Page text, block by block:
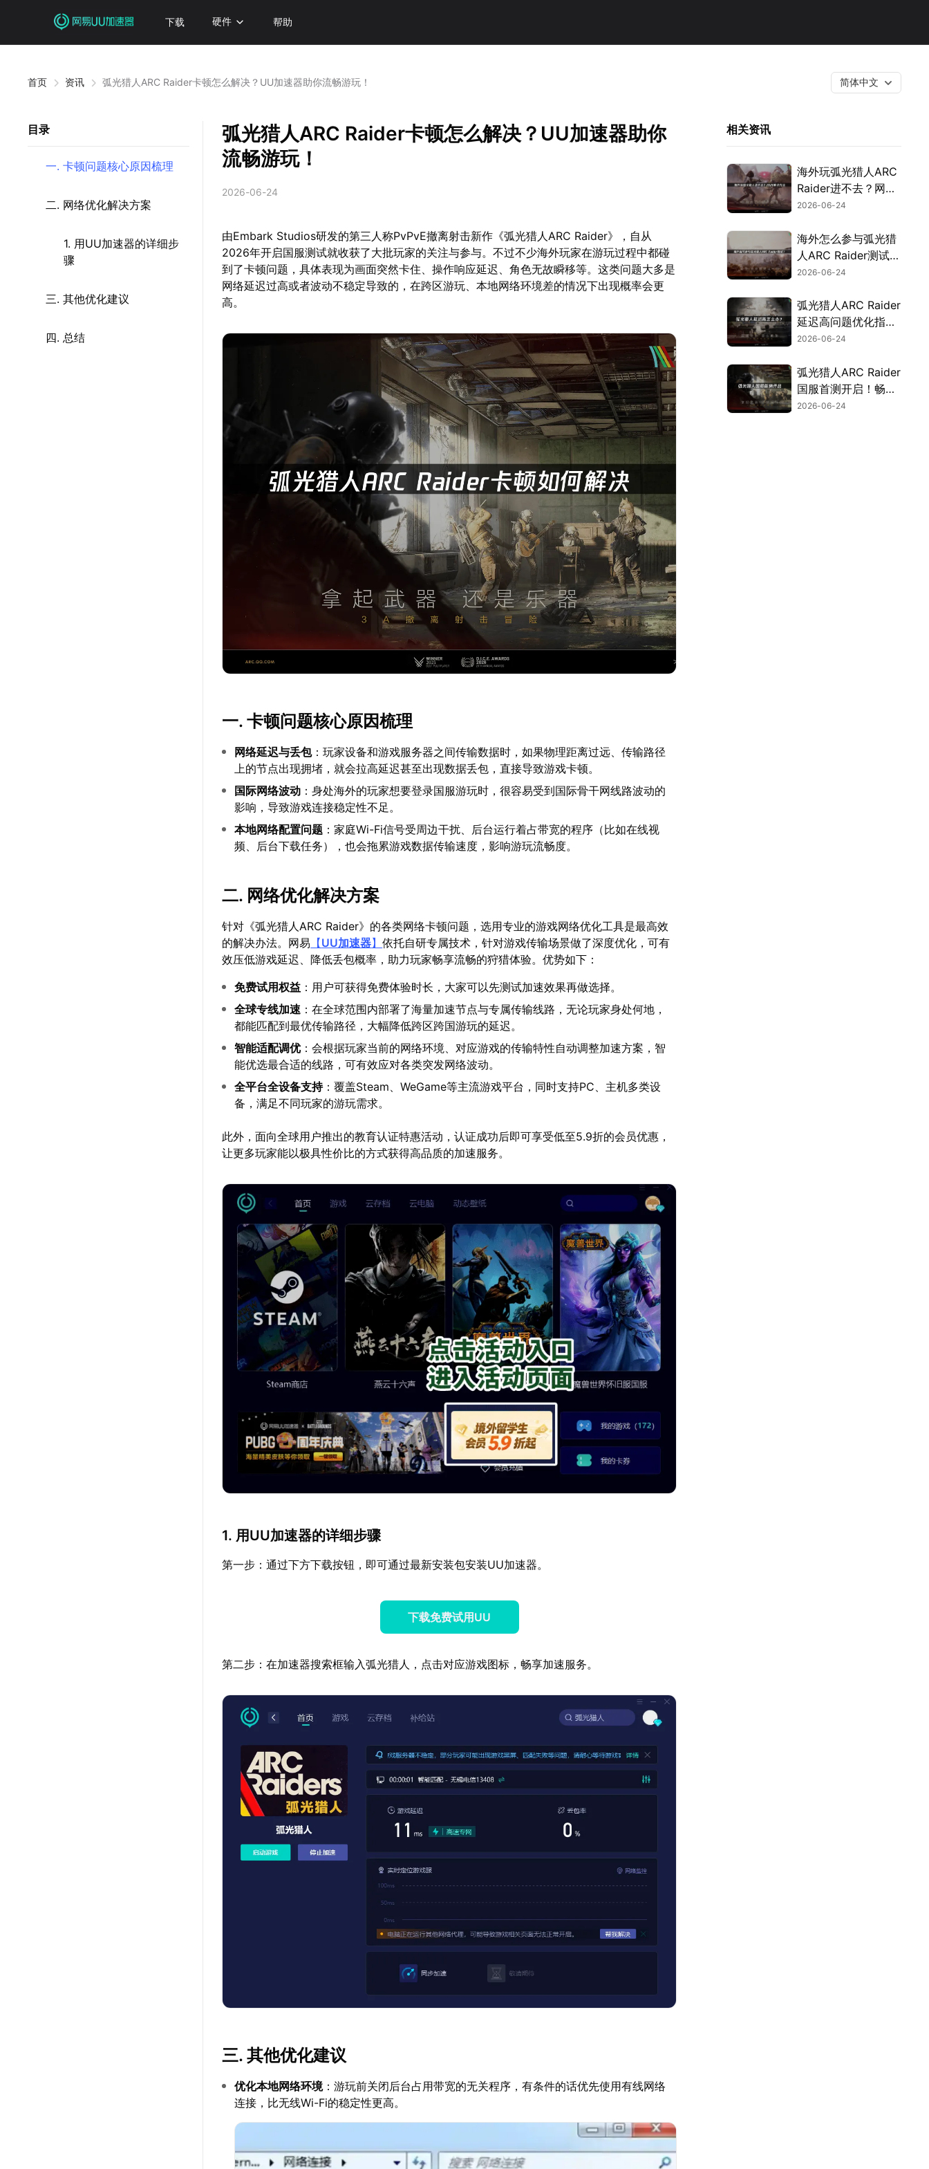
下载 硬件 帮助
首页 资讯 弧光猎人ARC Raider卡顿怎么解决？UU加速器助你流畅游玩！ 简体中文
目录
一. 卡顿问题核心原因梳理
二. 网络优化解决方案
1. 用UU加速器的详细步
骤
三. 其他优化建议
四. 总结
弧光猎人ARC Raider卡顿怎么解决？UU加速器助你
流畅游玩！
2026-06-24
由Embark Studios研发的第三人称PvPvE撤离射击新作《弧光猎人ARC Raider》，自从
2026年开启国服测试就收获了大批玩家的关注与参与。不过不少海外玩家在游玩过程中都碰
到了卡顿问题，具体表现为画面突然卡住、操作响应延迟、角色无故瞬移等。这类问题大多是
网络延迟过高或者波动不稳定导致的，在跨区游玩、本地网络环境差的情况下出现概率会更
高。
一. 卡顿问题核心原因梳理
网络延迟与丢包：玩家设备和游戏服务器之间传输数据时，如果物理距离过远、传输路径
上的节点出现拥堵，就会拉高延迟甚至出现数据丢包，直接导致游戏卡顿。
国际网络波动 ：身处海外的玩家想要登录国服游玩时，很容易受到国际骨干网线路波动的
影响，导致游戏连接稳定性不足。
本地网络配置问题 ：家庭Wi-Fi信号受周边干扰、后台运行着占带宽的程序（比如在线视
频、后台下载任务），也会拖累游戏数据传输速度，影响游玩流畅度。
二. 网络优化解决方案
针对《弧光猎人ARC Raider》的各类网络卡顿问题，选用专业的游戏网络优化工具是最高效
的解决办法。网易 【UU加速器】依托自研专属技术，针对游戏传输场景做了深度优化，可有
效压低游戏延迟、降低丢包概率，助力玩家畅享流畅的狩猎体验。优势如下：
免费试用权益 ：用户可获得免费体验时长，大家可以先测试加速效果再做选择。
全球专线加速 ：在全球范围内部署了海量加速节点与专属传输线路，无论玩家身处何地，
都能匹配到最优传输路径，大幅降低跨区跨国游玩的延迟。
智能适配调优：会根据玩家当前的网络环境、对应游戏的传输特性自动调整加速方案，智
能优选最合适的线路，可有效应对各类突发网络波动。
全平台全设备支持：覆盖Steam、WeGame等主流游戏平台，同时支持PC、主机多类设
备，满足不同玩家的游玩需求。
此外，面向全球用户推出的教育认证特惠活动，认证成功后即可享受低至5.9折的会员优惠，
让更多玩家能以极具性价比的方式获得高品质的加速服务。
1. 用UU加速器的详细步骤
第一步：通过下方下载按钮，即可通过最新安装包安装UU加速器。
下载免费试用UU
第二步：在加速器搜索框输入弧光猎人，点击对应游戏图标，畅享加速服务。
三. 其他优化建议
优化本地网络环境：游玩前关闭后台占用带宽的无关程序，有条件的话优先使用有线网络
连接，比无线Wi-Fi的稳定性更高。
相关资讯
海外玩弧光猎人ARC
Raider进不去？网络
优化攻略！
2026-06-24
海外怎么参与弧光猎
人ARC Raider测试？
网络挑战与应对策
2026-06-24
弧光猎人ARC Raider
延迟高问题优化指
南！
2026-06-24
弧光猎人ARC Raider
国服首测开启！畅玩
网络优化指南！
2026-06-24